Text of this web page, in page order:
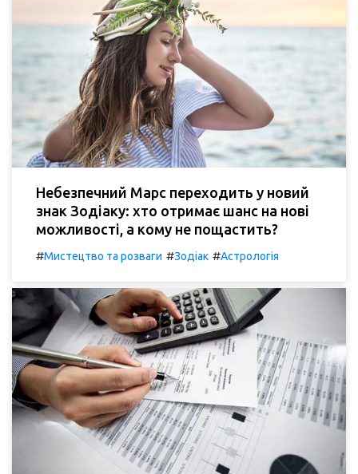
Небезпечний Марс переходить у новий
знак Зодіаку: хто отримає шанс на нові
можливості, а кому не пощастить?
#Мистецтво та розваги #Зодіак #Астрологія